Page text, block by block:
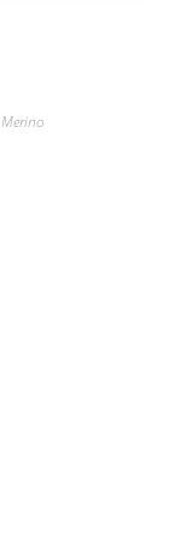
Merino